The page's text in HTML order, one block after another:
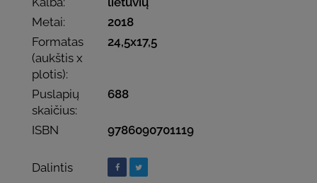
Metai:
2018
Formatas
(aukštis x
plotis):
24,5x17,5
Puslapių
skaičius:
688
ISBN 9786090701119
Dalintis